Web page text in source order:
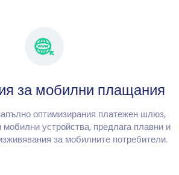
за мобилни плащания
оптимизирания платежен шлюз,
устройства, предлага плавни и
за мобилните потребители.